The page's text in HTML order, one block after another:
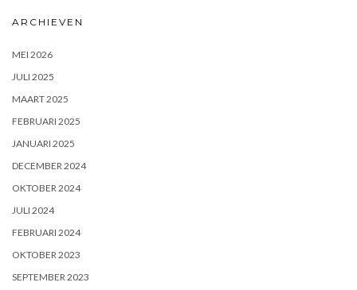
ARCHIEVEN
MEI 2026
JULI 2025
MAART 2025
FEBRUARI 2025
JANUARI 2025
DECEMBER 2024
OKTOBER 2024
JULI 2024
FEBRUARI 2024
OKTOBER 2023
SEPTEMBER 2023